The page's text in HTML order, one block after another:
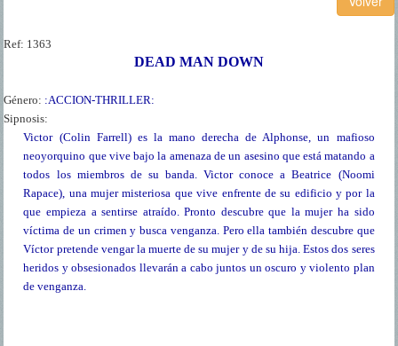
Ref: 1363
DEAD MAN DOWN
Género: :ACCION-THRILLER:
Sipnosis:
Victor (Colin Farrell) es la mano derecha de Alphonse, un mafioso
neoyorquino que vive bajo la amenaza de un asesino que está matando a
todos los miembros de su banda. Victor conoce a Beatrice (Noomi
Rapace), una mujer misteriosa que vive enfrente de su edificio y por la
que empieza a sentirse atraído. Pronto descubre que la mujer ha sido
víctima de un crimen y busca venganza. Pero ella también descubre que
Víctor pretende vengar la muerte de su mujer y de su hija. Estos dos seres
heridos y obsesionados llevarán a cabo juntos un oscuro y violento plan
de venganza.